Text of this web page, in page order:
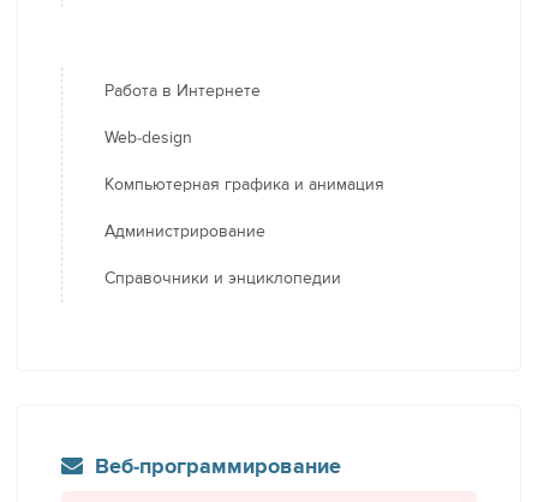
Работа в Интернете
Web-design
Компьютерная графика и анимация
Администрирование
Справочники и энциклопедии
Веб-программирование